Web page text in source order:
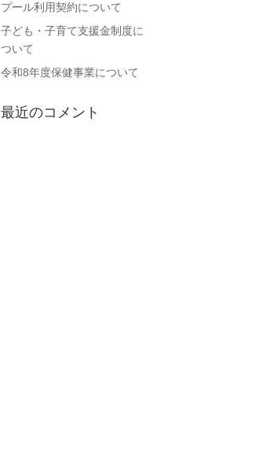
プール利用契約について
子ども・子育て支援金制度に
ついて
令和8年度保健事業について
最近のコメント